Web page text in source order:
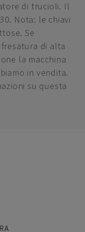
di trucioli. Il
Nota: le chiavi
Se
di alta
la macchina
in vendita.
su questa